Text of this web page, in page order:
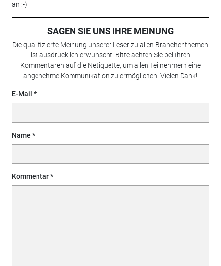
an :-)
SAGEN SIE UNS IHRE MEINUNG
Die qualifizierte Meinung unserer Leser zu allen Branchenthemen
ist ausdrücklich erwünscht. Bitte achten Sie bei Ihren
Kommentaren auf die Netiquette, um allen Teilnehmern eine
angenehme Kommunikation zu ermöglichen. Vielen Dank!
E-Mail
Name
Kommentar